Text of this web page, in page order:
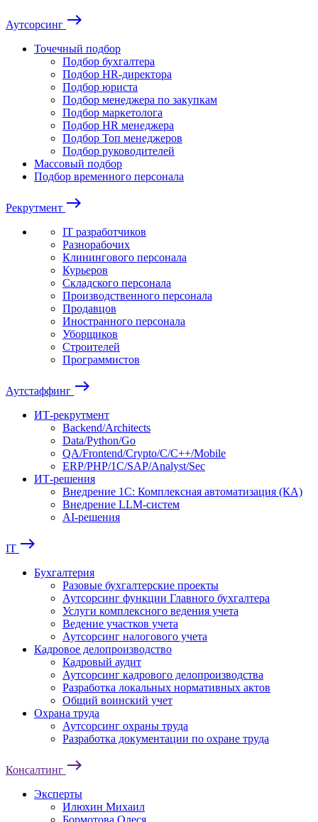
Аутсорсинг east
Точечный подбор
Подбор бухгалтера
Подбор HR-директора
Подбор юриста
Подбор менеджера по закупкам
Подбор маркетолога
Подбор HR менеджера
Подбор Топ менеджеров
Подбор руководителей
Массовый подбор
Подбор временного персонала
Рекрутмент east
IT разработчиков
Разнорабочих
Клинингового персонала
Курьеров
Складского персонала
Производственного персонала
Продавцов
Иностранного персонала
Уборщиков
Строителей
Программистов
Аутстаффинг east
ИТ-рекрутмент
Backend/Architects
Data/Python/Go
QA/Frontend/Crypto/C/C++/Mobile
ERP/PHP/1C/SAP/Analyst/Sec
ИТ-решения
Внедрение 1С: Комплексная автоматизация (КА)
Внедрение LLM-систем
AI-решения
IT east
Бухгалтерия
Разовые бухгалтерские проекты
Аутсорсинг функции Главного бухгалтера
Услуги комплексного ведения учета
Ведение участков учета
Аутсорсинг налогового учета
Кадровое делопроизводство
Кадровый аудит
Аутсорсинг кадрового делопроизводства
Разработка локальных нормативных актов
Общий воинский учет
Охрана труда
Аутсорсинг охраны труда
Разработка документации по охране труда
Консалтинг east
Эксперты
Илюхин Михаил
Бормотова Олеся